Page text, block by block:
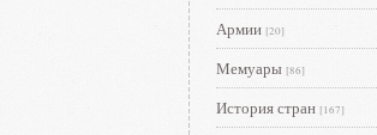
Армии [20]
Мемуары [86]
История стран [167]